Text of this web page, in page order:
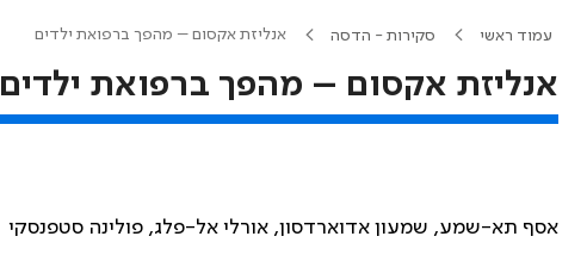
עמוד ראשי סקירות - הדסה אנליזת אקסום – מהפך ברפואת ילדים
אנליזת אקסום – מהפך ברפואת ילדים
אסף תא-שמע, שמעון אדוארדסון, אורלי אל-פלג, פולינה סטפנסקי